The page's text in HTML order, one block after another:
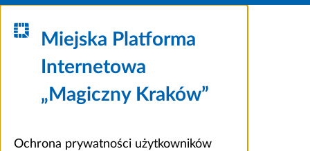
Miejska Platforma
Internetowa
„Magiczny Kraków”
Ochrona prywatności użytkowników